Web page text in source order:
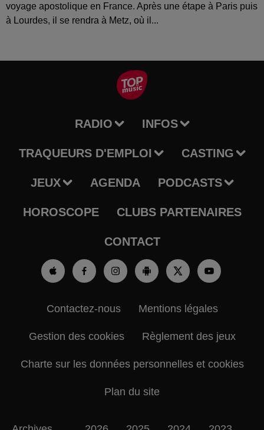
voyage apostolique en France. Après une étape à Paris puis
à Lourdes, il se rendra à Metz, où il...
RADIO INFOS
TRAQUEURS D'EMPLOI CASTING
JEUX AGENDA PODCASTS
HOROSCOPE CLUBS PARTENAIRES
CONTACT
Contactez-nous Mentions légales
Gestion des cookies Règlement des jeux
Charte sur les données personnelles et cookies
Plan du site